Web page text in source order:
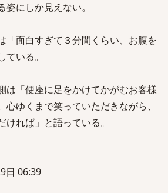
にしか見えない。
「面白すぎて３分間くらい、お腹を
いる。
は「便座に足をかけてかがむお客様
心ゆくまで笑っていただきながら、
れば」と語っている。
日 06:39